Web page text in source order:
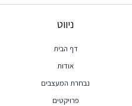
ניווט
דף הבית
אודות
נבחרת המעצבים
פרויקטים